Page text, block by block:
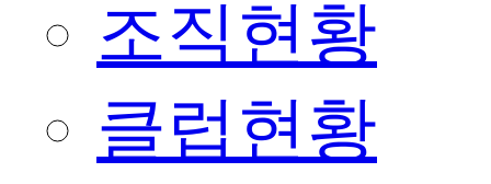
조직현황
클럽현황